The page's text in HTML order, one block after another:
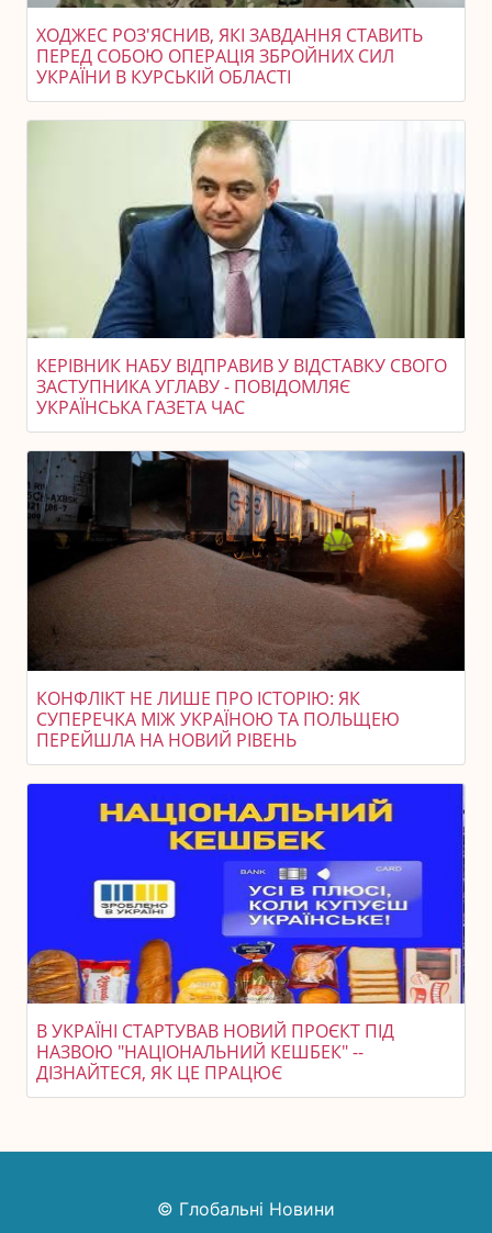
ХОДЖЕС РОЗ'ЯСНИВ, ЯКІ ЗАВДАННЯ СТАВИТЬ
ПЕРЕД СОБОЮ ОПЕРАЦІЯ ЗБРОЙНИХ СИЛ
УКРАЇНИ В КУРСЬКІЙ ОБЛАСТІ
КЕРІВНИК НАБУ ВІДПРАВИВ У ВІДСТАВКУ СВОГО
ЗАСТУПНИКА УГЛАВУ - ПОВІДОМЛЯЄ
УКРАЇНСЬКА ГАЗЕТА ЧАС
КОНФЛІКТ НЕ ЛИШЕ ПРО ІСТОРІЮ: ЯК
СУПЕРЕЧКА МІЖ УКРАЇНОЮ ТА ПОЛЬЩЕЮ
ПЕРЕЙШЛА НА НОВИЙ РІВЕНЬ
В УКРАЇНІ СТАРТУВАВ НОВИЙ ПРОЄКТ ПІД
НАЗВОЮ "НАЦІОНАЛЬНИЙ КЕШБЕК" --
ДІЗНАЙТЕСЯ, ЯК ЦЕ ПРАЦЮЄ
© Глобальні Новини